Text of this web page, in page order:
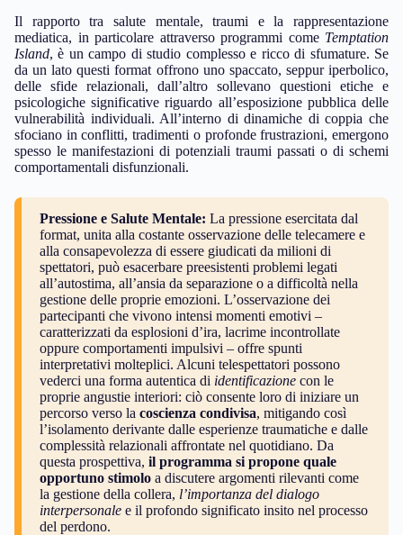
Il rapporto tra salute mentale, traumi e la rappresentazione
mediatica, in particolare attraverso programmi come Temptation
Island, è un campo di studio complesso e ricco di sfumature. Se
da un lato questi format offrono uno spaccato, seppur iperbolico,
delle sfide relazionali, dall’altro sollevano questioni etiche e
psicologiche significative riguardo all’esposizione pubblica delle
vulnerabilità individuali. All’interno di dinamiche di coppia che
sfociano in conflitti, tradimenti o profonde frustrazioni, emergono
spesso le manifestazioni di potenziali traumi passati o di schemi
comportamentali disfunzionali.
Pressione e Salute Mentale: La pressione esercitata dal
format, unita alla costante osservazione delle telecamere e
alla consapevolezza di essere giudicati da milioni di
spettatori, può esacerbare preesistenti problemi legati
all’autostima, all’ansia da separazione o a difficoltà nella
gestione delle proprie emozioni. L’osservazione dei
partecipanti che vivono intensi momenti emotivi –
caratterizzati da esplosioni d’ira, lacrime incontrollate
oppure comportamenti impulsivi – offre spunti
interpretativi molteplici. Alcuni telespettatori possono
vederci una forma autentica di identificazione con le
proprie angustie interiori: ciò consente loro di iniziare un
percorso verso la coscienza condivisa, mitigando così
l’isolamento derivante dalle esperienze traumatiche e dalle
complessità relazionali affrontate nel quotidiano. Da
questa prospettiva, il programma si propone quale
opportuno stimolo a discutere argomenti rilevanti come
la gestione della collera, l’importanza del dialogo
interpersonale e il profondo significato insito nel processo
del perdono.